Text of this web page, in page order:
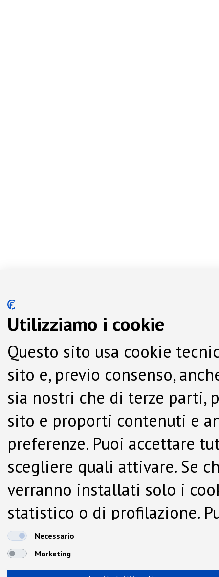
Utilizziamo i cookie
Questo sito usa cookie
sito e, previo consenso,
sia nostri che di terze parti,
sito e proporti contenuti e
preferenze. Puoi accettare
scegliere quali attivare. Se
verranno installati solo i
statistico o di profilazione.
dalla Cookie Policy.
Necessario
Marketing